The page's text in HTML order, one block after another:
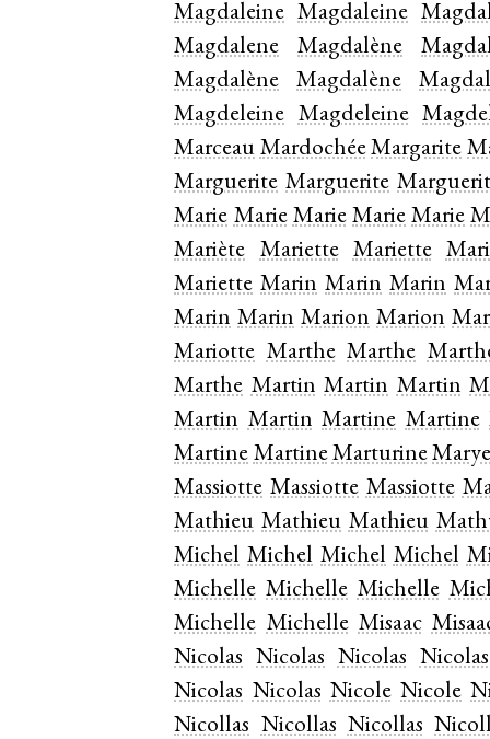
Magdaleine Magdaleine
Magdalene
Magdalène
Magdalène
Magdalène
Magdeleine
Magdeleine
Marceau Mardochée Margarite
Marguerite Marguerite
Marie Marie Marie Marie Marie
Mariète
Mariette Mariette
Mariette Marin Marin Marin
Marin Marin Marion Marion
Mariotte Marthe Marthe
Marthe Martin Martin Martin
Martin Martin Martine Martine
Martine Martine Marturine
Massiotte Massiotte Massiotte
Mathieu Mathieu Mathieu
Michel Michel Michel Michel
Michelle Michelle Michelle
Michelle Michelle Misaac
Nicolas
Nicolas Nicolas
Nicolas
Nicolas Nicolas Nicole Nicole
Nicollas Nicollas Nicollas